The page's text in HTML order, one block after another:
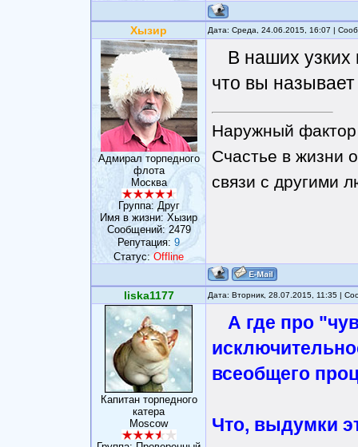
Хызир Дата: Среда, 24.06.2015, 16:07 |
Адмирал торпедного
флота
Москва
Группа: Друг
Имя в жизни: Хызир
Сообщений: 2479
Репутация: 9
Статус:Offline
В наших узких
что вы
Наружный фактор
Счастье в жизни
связи с другими
liska1177 Дата: Вторник, 28.07.2015, 11:35 |
Капитан торпедного
катера
Moscow
А где про
всеобщего
Что, выдумки